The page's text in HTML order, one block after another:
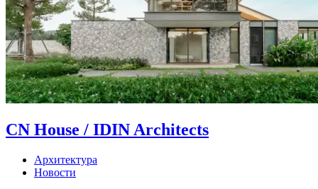
CN House / IDIN Architects
Архитектура
Новости